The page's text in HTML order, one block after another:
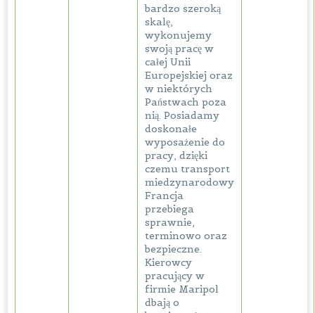
bardzo szeroką
skalę,
wykonujemy
swoją pracę w
całej Unii
Europejskiej oraz
w niektórych
Państwach poza
nią. Posiadamy
doskonałe
wyposażenie do
pracy, dzięki
czemu transport
miedzynarodowy
Francja
przebiega
sprawnie,
terminowo oraz
bezpieczne.
Kierowcy
pracujący w
firmie Maripol
dbają o